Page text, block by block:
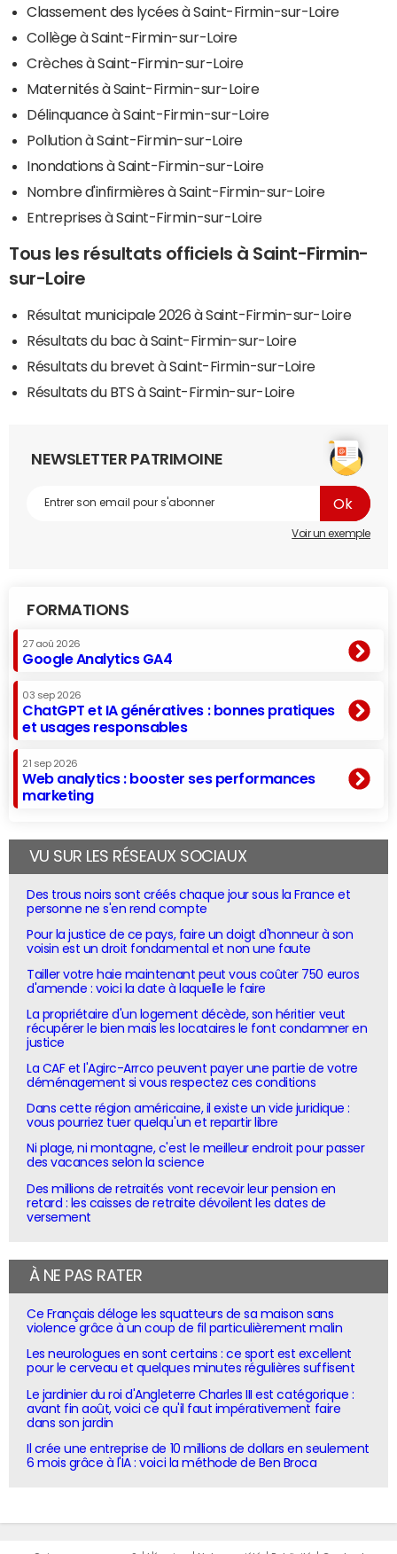
Classement des lycées à Saint-Firmin-sur-Loire
Collège à Saint-Firmin-sur-Loire
Crèches à Saint-Firmin-sur-Loire
Maternités à Saint-Firmin-sur-Loire
Délinquance à Saint-Firmin-sur-Loire
Pollution à Saint-Firmin-sur-Loire
Inondations à Saint-Firmin-sur-Loire
Nombre d'infirmières à Saint-Firmin-sur-Loire
Entreprises à Saint-Firmin-sur-Loire
Tous les résultats officiels à Saint-Firmin-
sur-Loire
Résultat municipale 2026 à Saint-Firmin-sur-Loire
Résultats du bac à Saint-Firmin-sur-Loire
Résultats du brevet à Saint-Firmin-sur-Loire
Résultats du BTS à Saint-Firmin-sur-Loire
NEWSLETTER PATRIMOINE
Voir un exemple
FORMATIONS
27 aoû 2026
Google Analytics GA4
03 sep 2026
ChatGPT et IA génératives : bonnes pratiques
et usages responsables
21 sep 2026
Web analytics : booster ses performances
marketing
VU SUR LES RÉSEAUX SOCIAUX
Des trous noirs sont créés chaque jour sous la France et
personne ne s'en rend compte
Pour la justice de ce pays, faire un doigt d'honneur à son
voisin est un droit fondamental et non une faute
Tailler votre haie maintenant peut vous coûter 750 euros
d'amende : voici la date à laquelle le faire
La propriétaire d'un logement décède, son héritier veut
récupérer le bien mais les locataires le font condamner en
justice
La CAF et l'Agirc-Arrco peuvent payer une partie de votre
déménagement si vous respectez ces conditions
Dans cette région américaine, il existe un vide juridique :
vous pourriez tuer quelqu'un et repartir libre
Ni plage, ni montagne, c'est le meilleur endroit pour passer
des vacances selon la science
Des millions de retraités vont recevoir leur pension en
retard : les caisses de retraite dévoilent les dates de
versement
À NE PAS RATER
Ce Français déloge les squatteurs de sa maison sans
violence grâce à un coup de fil particulièrement malin
Les neurologues en sont certains : ce sport est excellent
pour le cerveau et quelques minutes régulières suffisent
Le jardinier du roi d'Angleterre Charles III est catégorique :
avant fin août, voici ce qu'il faut impérativement faire
dans son jardin
Il crée une entreprise de 10 millions de dollars en seulement
6 mois grâce à l'IA : voici la méthode de Ben Broca